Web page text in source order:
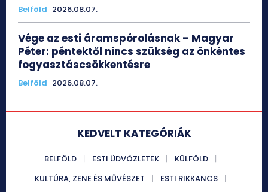
Belföld 2026.08.07.
Vége az esti áramspórolásnak – Magyar
Péter: péntektől nincs szükség az önkéntes
fogyasztáscsökkentésre
Belföld 2026.08.07.
KEDVELT KATEGÓRIÁK
BELFÖLD ESTI ÜDVÖZLETEK
KÜLFÖLD
KULTÚRA, ZENE ÉS MŰVÉSZET
ESTI RIKKANCS